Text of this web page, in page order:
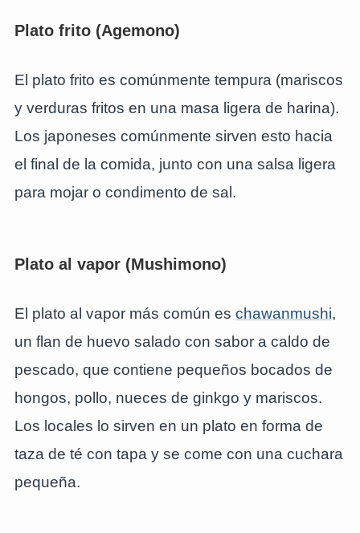
Plato frito (Agemono)
El plato frito es comúnmente tempura (mariscos
y verduras fritos en una masa ligera de harina).
Los japoneses comúnmente sirven esto hacia
el final de la comida, junto con una salsa ligera
para mojar o condimento de sal.
Plato al vapor (Mushimono)
El plato al vapor más común es chawanmushi,
un flan de huevo salado con sabor a caldo de
pescado, que contiene pequeños bocados de
hongos, pollo, nueces de ginkgo y mariscos.
Los locales lo sirven en un plato en forma de
taza de té con tapa y se come con una cuchara
pequeña.